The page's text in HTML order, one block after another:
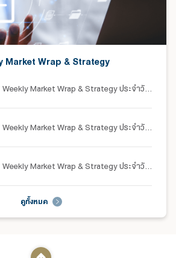
Market Wrap & Strategy
Weekly Market Wrap & Strategy ประจำวันที่ 6-10 กรกฎาคม 2569
Weekly Market Wrap & Strategy ประจำวันที่ 29 มิถุนายน - 3 กรกฎาคม 2569
Weekly Market Wrap & Strategy ประจำวันที่ 22-26 มิถุนายน 2569
ดูทั้งหมด